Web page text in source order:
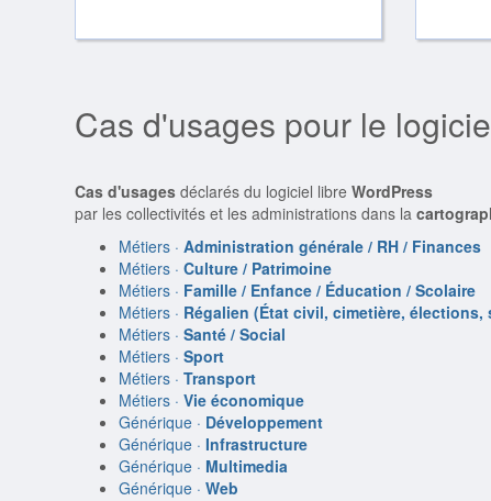
Cas d'usages pour le
Cas d'usages déclarés du logiciel libreWordPress
par les collectivités et les administrations dans la
Métiers ·Administration générale / RH / Finances
Métiers ·Culture / Patrimoine
Métiers · Famille / Enfance / Éducation / Scolaire
Métiers · Régalien (État civil, cimetière,
Métiers ·Santé / Social
Métiers ·Sport
Métiers ·Transport
Métiers ·Vie économique
Générique · Développement
Générique ·Infrastructure
Générique · Multimedia
Générique ·Web